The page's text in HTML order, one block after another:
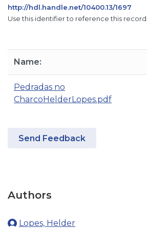
http://hdl.handle.net/10400.13/1697
Use this identifier to reference this record.
Name:
Pedradas no
CharcoHelderLopes.pdf
Send Feedback
Authors
Lopes, Helder